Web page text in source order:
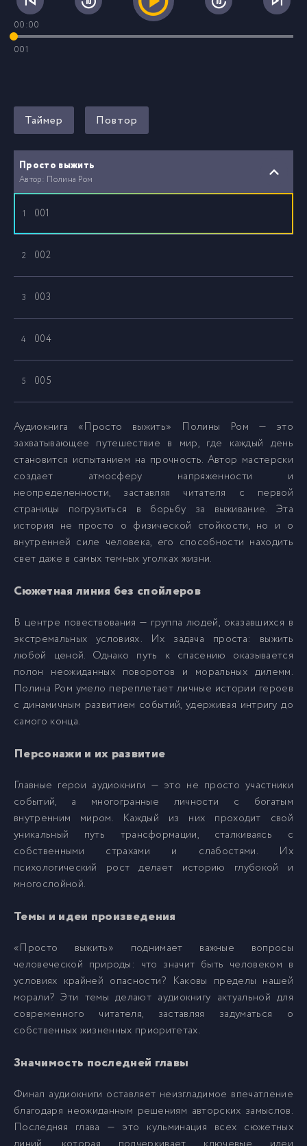
00:00
001
Таймер Повтор
Просто выжить
Автор: Полина Ром
1 001
2 002
3 003
4 004
5 005
6 006
7 007
8 008
9 009
10 010
12 012
013
14 014
15 015
016
17 017
19 019
20 020
22 022
023
Аудиокнига «Просто выжить» Полины Ром — это
захватывающее путешествие в мир, где каждый день
становится испытанием на прочность. Автор мастерски
создает атмосферу напряженности и
неопределенности, заставляя читателя с первой
страницы погрузиться в борьбу за выживание. Эта
история не просто о физической стойкости, но и о
внутренней силе человека, его способности находить
свет даже в самых темных уголках жизни.
Сюжетная линия без спойлеров
В центре повествования — группа людей, оказавшихся в
экстремальных условиях. Их задача проста: выжить
любой ценой. Однако путь к спасению оказывается
полон неожиданных поворотов и моральных дилемм.
Полина Ром умело переплетает личные истории героев
с динамичным развитием событий, удерживая интригу до
самого конца.
Персонажи и их развитие
Главные герои аудиокниги — это не просто участники
событий, а многогранные личности с богатым
внутренним миром. Каждый из них проходит свой
уникальный путь трансформации, сталкиваясь с
собственными страхами и слабостями. Их
психологический рост делает историю глубокой и
многослойной.
Темы и идеи произведения
«Просто выжить» поднимает важные вопросы
человеческой природы: что значит быть человеком в
условиях крайней опасности? Каковы пределы нашей
морали? Эти темы делают аудиокнигу актуальной для
современного читателя, заставляя задуматься о
собственных жизненных приоритетах.
Значимость последней главы
Финал аудиокниги оставляет неизгладимое впечатление
благодаря неожиданным решениям авторских замыслов.
Последняя глава — это кульминация всех сюжетных